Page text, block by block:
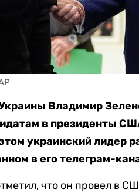
Владимир
в президенты
украинский лидер
в его телеграм-
что он провел в